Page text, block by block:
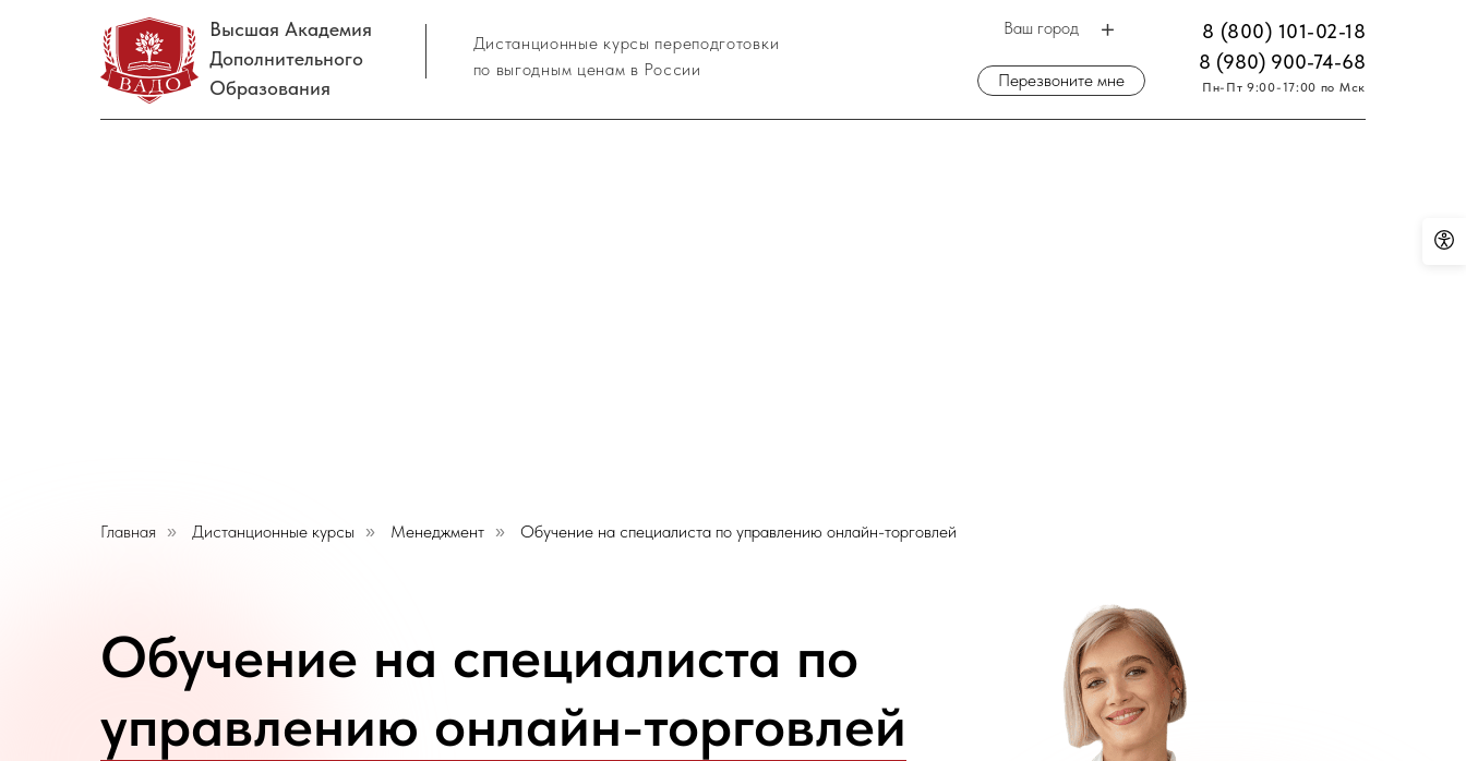
Высшая Академия
Дополнительного
Образования
Дистанционные курсы переподготовки
по выгодным ценам в России
8 (800) 101-02-18
8 (980) 900-74-68
Пн-Пт 9:00-17:00 по Мск
Перезвоните мне
Ваш город
Главная » Дистанционные курсы » Менеджмент » Обучение на специалиста по управлению онлайн-торговлей
Обучение на специалиста по
управлению онлайн-торговлей